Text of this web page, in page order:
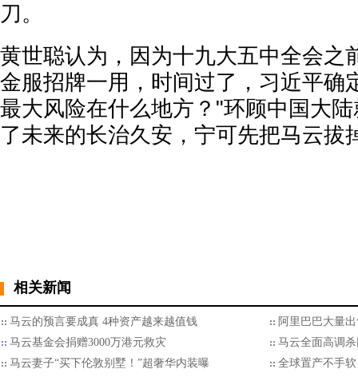
刀。
黄世聪认为，因为十九大五中全会之
金服招牌一用，时间过了，习近平确
最大风险在什么地方？"环顾中国大
了未来的长治久安，宁可先把马云拔
相关新闻
马云的预言要成真 4种资产越来越值钱
阿里巴巴大量
马云基金会捐赠3000万港元救灾
马云全面高调
马云妻子“买下伦敦别墅！”超奢华内装曝
全球置产不手